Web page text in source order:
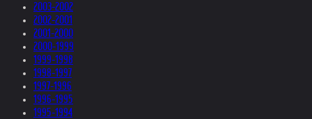
2003-2002
2002-2001
2001-2000
2000-1999
1999-1998
1998-1997
1997-1996
1996-1995
1995-1994